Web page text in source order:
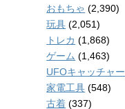
おもちゃ (2,390)
玩具 (2,051)
トレカ (1,868)
ゲーム (1,463)
UFOキャッチャー
家電工具 (548)
古着 (337)